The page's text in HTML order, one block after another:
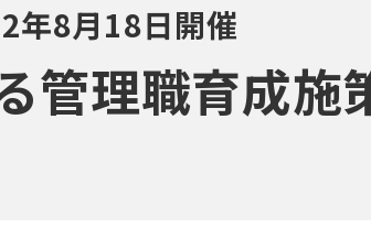
年8月18日開催
管理職育成施